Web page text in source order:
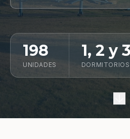
198
UNIDADES
1, 2 y 3
DORMITORIOS